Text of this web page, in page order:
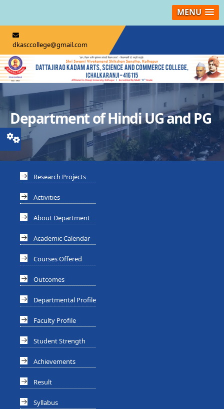
MENU
dkasccollege@gmail.com
Department of Hindi UG and PG
Research Projects
Activities
About Department
Academic Calendar
Courses Offered
Outcomes
Departmental Profile
Faculty Profile
Student Strength
Achievements
Result
Syllabus